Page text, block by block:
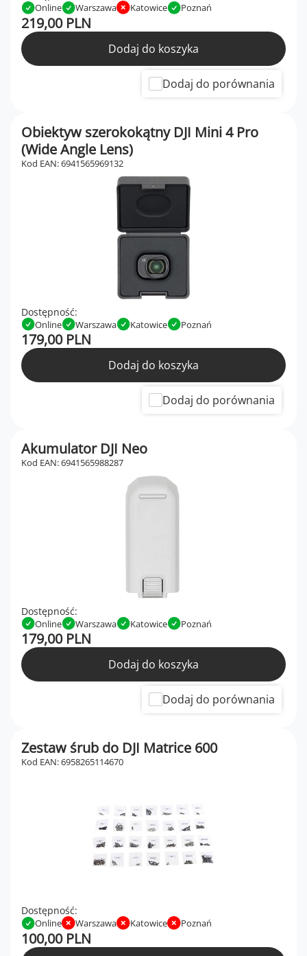
Online Warszawa Katowice Poznań
219,00 PLN
Dodaj do koszyka
Dodaj do porównania
Obiektyw szerokokątny DJI Mini 4 Pro
(Wide Angle Lens)
Kod EAN: 6941565969132
Dostępność:
Online Warszawa Katowice Poznań
179,00 PLN
Dodaj do koszyka
Dodaj do porównania
Akumulator DJI Neo
Kod EAN: 6941565988287
Dostępność:
Online Warszawa Katowice Poznań
179,00 PLN
Dodaj do koszyka
Dodaj do porównania
Zestaw śrub do DJI Matrice 600
Kod EAN: 6958265114670
Dostępność:
Online Warszawa Katowice Poznań
100,00 PLN